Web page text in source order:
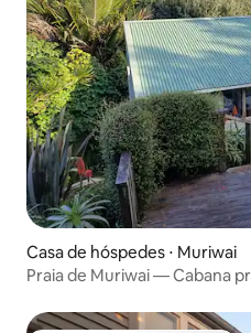
Casa de hóspedes ⋅ Muriwai
Praia de Muriwai — Cabana